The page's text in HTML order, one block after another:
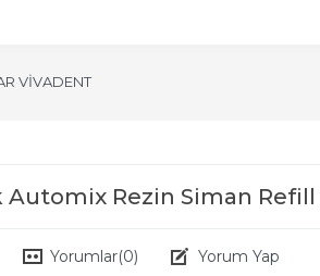
VİVADENT
Rezin Siman Refill
Yorumlar(0) Yorum Yap